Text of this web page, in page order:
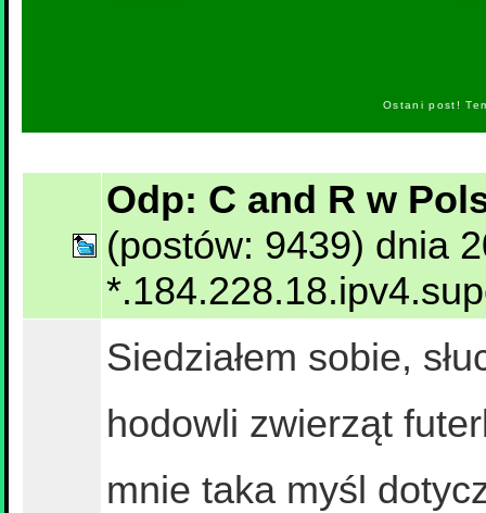
Ostani post!
Odp: C and R w
(postów: 9439) dnia
Siedziałem sobie,
hodowli zwierząt
mnie taka myśl